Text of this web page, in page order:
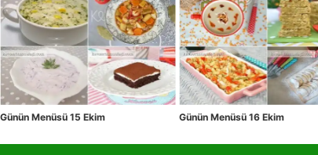
Günün Menüsü 15 Ekim Günün Menüsü 16 Ekim